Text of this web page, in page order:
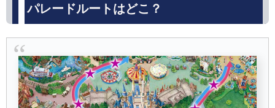
パレードルートはどこ？